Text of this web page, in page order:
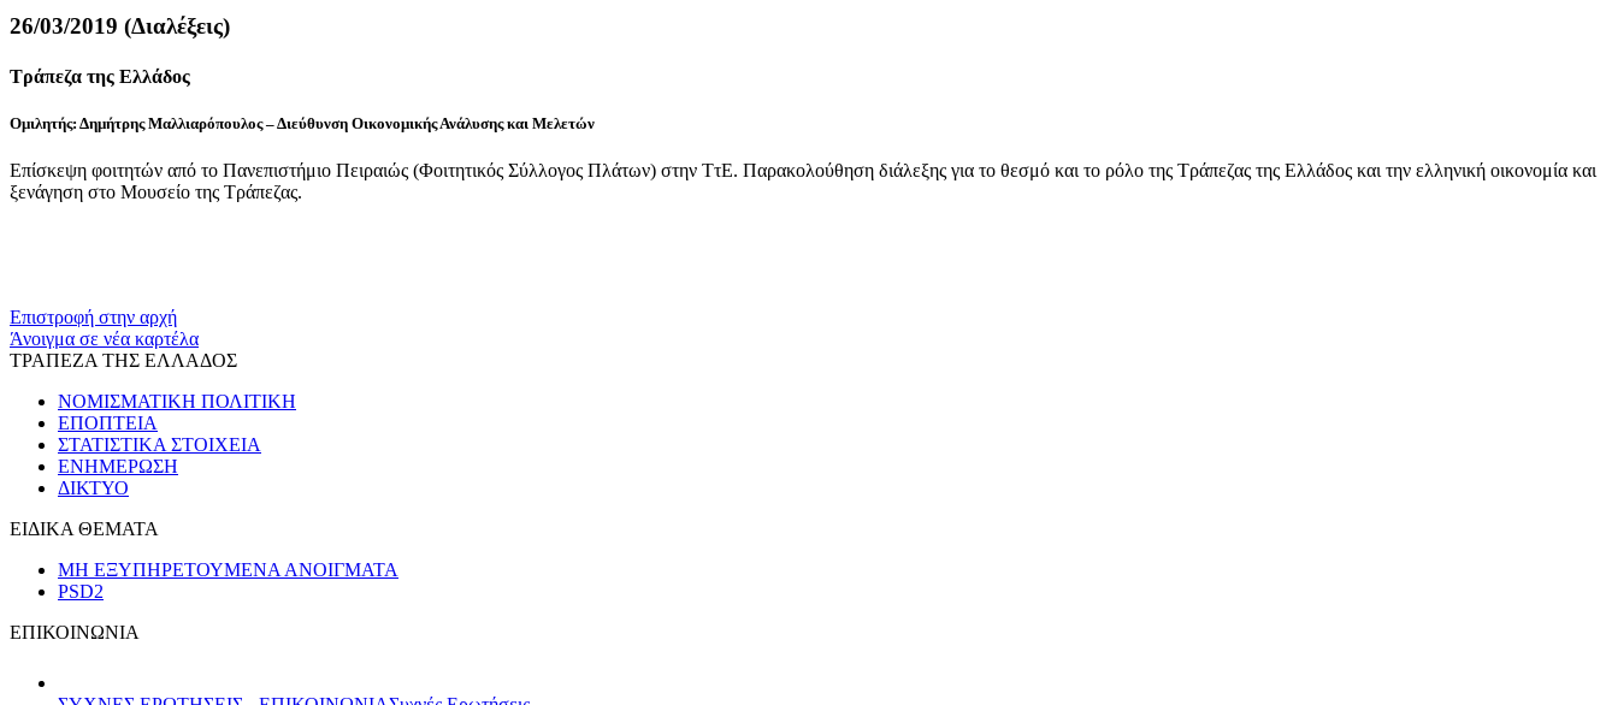
26/03/2019 (Διαλέξεις)
Τράπεζα της Ελλάδος
Ομιλητής: Δημήτρης Μαλλιαρόπουλος – Διεύθυνση Οικονομικής Ανάλυσης και Μελετών
Επίσκεψη φοιτητών από το Πανεπιστήμιο Πειραιώς (Φοιτητικός Σύλλογος Πλάτων) στην ΤτΕ. Παρακολούθηση διάλεξης για το θεσμό και το ρόλο της Τράπεζας της Ελλάδος και την ελληνική οικονομία και
ξενάγηση στο Μουσείο της Τράπεζας.
Επιστροφή στην αρχή
Άνοιγμα σε νέα καρτέλα
ΤΡΑΠΕΖΑ ΤΗΣ ΕΛΛΑΔΟΣ
ΝΟΜΙΣΜΑΤΙΚΗ ΠΟΛΙΤΙΚΗ
ΕΠΟΠΤΕΙΑ
ΣΤΑΤΙΣΤΙΚΑ ΣΤΟΙΧΕΙΑ
ΕΝΗΜΕΡΩΣΗ
ΔΙΚΤΥΟ
ΕΙΔΙΚΑ ΘΕΜΑΤΑ
ΜΗ ΕΞΥΠΗΡΕΤΟΥΜΕΝΑ ΑΝΟΙΓΜΑΤΑ
PSD2
ΕΠΙΚΟΙΝΩΝΙΑ